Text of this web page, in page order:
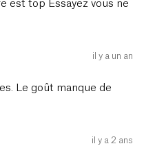
est top Essayez vous ne
il y a un an
Le goût manque de
il y a 2 ans